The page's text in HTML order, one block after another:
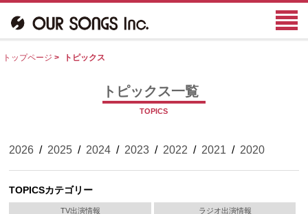
トップページ > トピックス
トピックス一覧
TOPICS
2026 / 2025 / 2024 / 2023 / 2022 / 2021 / 2020
TOPICSカテゴリー
TV出演情報 ラジオ出演情報